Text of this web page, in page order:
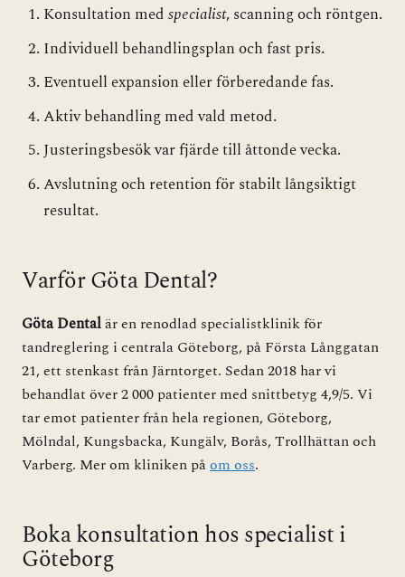
Konsultation medspecialist, scanning och röntgen.
Individuell behandlingsplan och fast pris.
Eventuell expansion eller förberedande fas.
Aktiv behandling med vald metod.
Justeringsbesök var fjärde till åttonde vecka.
Avslutning och retention för stabilt långsiktigt
resultat.
Varför Göta Dental?
Göta Dentalär en renodlad specialistklinik för
tandreglering i centrala Göteborg, på Första Långgatan
21, ett stenkast från Järntorget. Sedan 2018 har vi
behandlat över 2 000 patienter med snittbetyg 4,9/5. Vi
tar emot patienter från hela regionen, Göteborg,
Mölndal, Kungsbacka, Kungälv, Borås, Trollhättan och
Varberg. Mer om kliniken påom oss.
Boka konsultation hos specialist i
Göteborg